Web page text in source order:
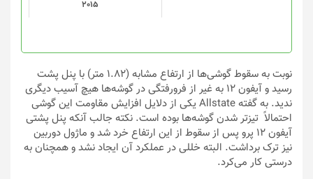
2015
نوبت به سقوط گوشی‌ها از ارتفاع مشابه (۱.۸۲ متر) با پنل پشت
رسید و آیفون ۱۲ به غیر از فرورفتگی در گوشه‌ها هیچ آسیب دیگری
ندید. به گفته Allstate یکی از دلایل افزایش مقاومت این گوشی
احتمالاً تیزتر شدن گوشه‌ها بوده است. نکته جالب آنکه پنل پشتی
آیفون ۱۲ پرو پس از سقوط از این ارتفاع خرد شد و ماژول دوربین
نیز ترک برداشت. البته خللی در عملکرد آن ایجاد نشد و همچنان به
درستی کار می‌کرد.